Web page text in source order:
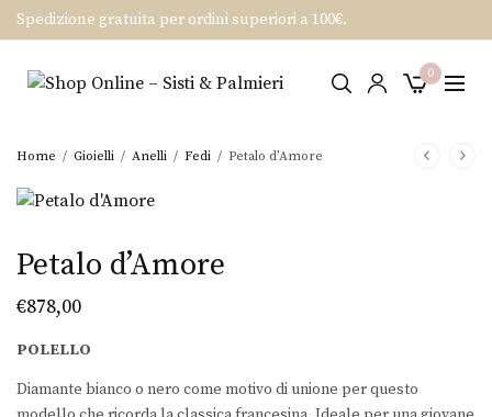
Spedizione gratuita per ordini superiori a 100€.
0
Home / Gioielli / Anelli / Fedi / Petalo d’Amore
Petalo d’Amore
€878,00
POLELLO
Diamante bianco o nero come motivo di unione per questo